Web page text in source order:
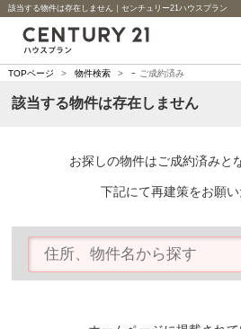
該当する物件は存在しません｜センチュリー21ハウスプラン
TOPページ > 物件検索 > - ご成約済み
該当する物件は存在しません
お探しの物件はご成約済みと
下記にて再建策をお願い